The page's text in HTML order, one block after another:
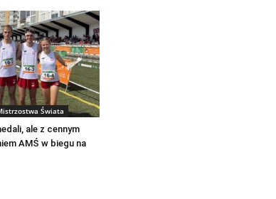
Świata
ale z cennym
AMŚ w biegu na